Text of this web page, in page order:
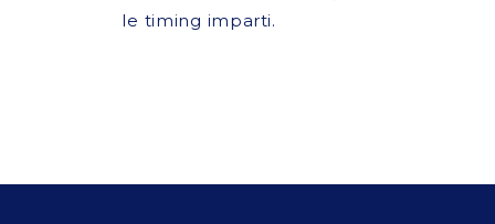
le timing imparti.